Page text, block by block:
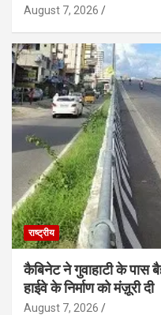
August 7, 2026
राष्ट्रीय
कैबिनेट ने गुवाहाटी के पास
हाईवे के निर्माण को मंज़ूरी दी
August 7, 2026